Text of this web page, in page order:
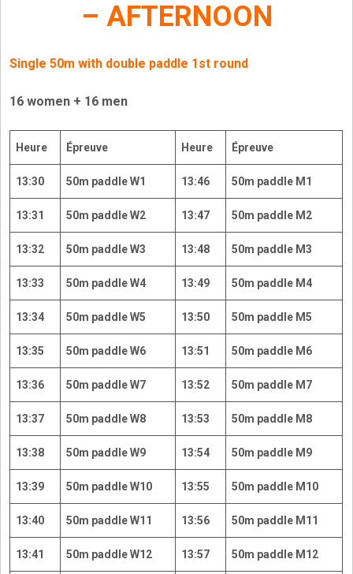
– AFTERNOON
Single 50m with double paddle 1st round
16 women + 16 men
Heure Épreuve Heure Épreuve
13:30 50m paddle W1 13:46 50m paddle M1
13:31 50m paddle W2 13:47 50m paddle M2
13:32 50m paddle W3 13:48 50m paddle M3
13:33 50m paddle W4 13:49 50m paddle M4
13:34 50m paddle W5 13:50 50m paddle M5
13:35 50m paddle W6 13:51 50m paddle M6
13:36 50m paddle W7 13:52 50m paddle M7
13:37 50m paddle W8 13:53 50m paddle M8
13:38 50m paddle W9 13:54 50m paddle M9
13:39 50m paddle W10 13:55 50m paddle M10
13:40 50m paddle W11 13:56 50m paddle M11
13:41 50m paddle W12 13:57 50m paddle M12